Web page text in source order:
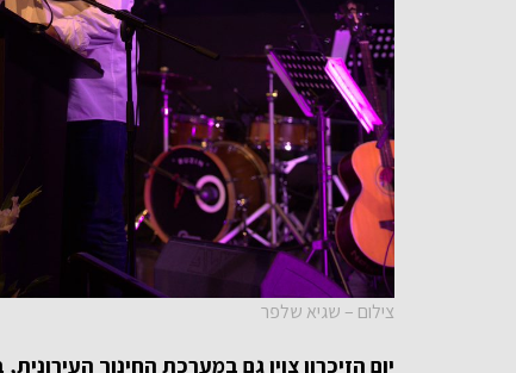
צילום – שגיא שלפר
יום הזיכרון צוין גם במערכת החינוך